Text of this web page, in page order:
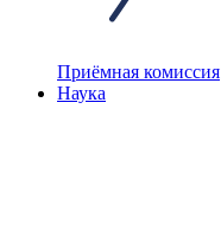
Приёмная комиссия
Наука